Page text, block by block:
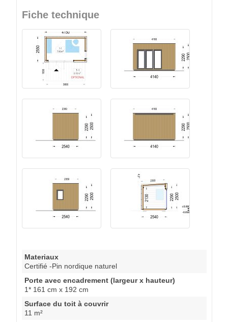
Fiche technique
Materiaux
Certifié -Pin nordique naturel
Porte avec encadrement (largeur x hauteur)
1* 161 cm x 192 cm
Surface du toit à couvrir
11 m²